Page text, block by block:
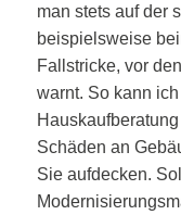
man stets auf der
beispielsweise
Fallstricke, vor
warnt. So kann
Schäden an
Sie aufdecken.